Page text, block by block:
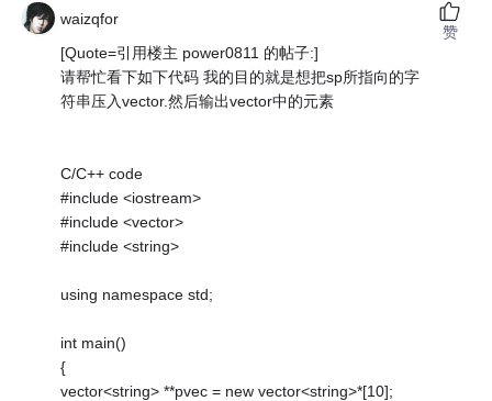
waizqfor
[Quote=引用楼主 power0811 的帖子:]
请帮忙看下如下代码 我的目的就是想把sp所指向的字
符串压入vector.然后输出vector中的元素
C/C++ code
#include <iostream>
#include <vector>
#include <string>
using namespace std;
int main()
{
vector<string> **pvec = new vector<string>*[10];
赞